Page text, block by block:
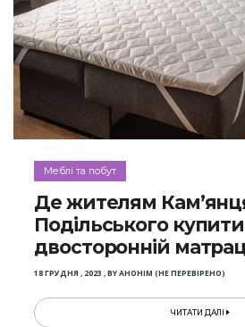
Меблі та побут
Де жителям
Подільського
двосторонній
18 ГРУДНЯ , 2023 ,BYАНОНІМ (НЕ ПЕРЕВІРЕНО)
ЧИТАТИ ДАЛІ